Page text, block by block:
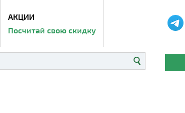
АКЦИИ
Посчитай свою скидку